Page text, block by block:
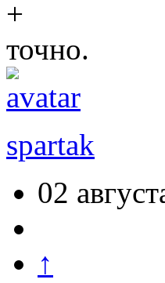
точно.
spartak
02
↑